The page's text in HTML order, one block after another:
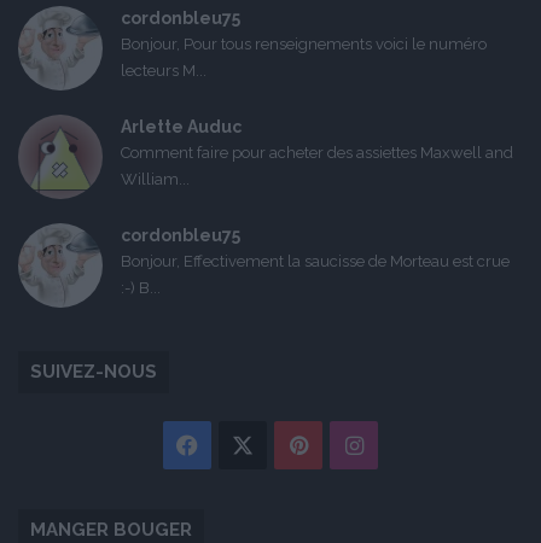
cordonbleu75
Bonjour, Pour tous renseignements voici le numéro
lecteurs M...
Arlette Auduc
Comment faire pour acheter des assiettes Maxwell and
William...
cordonbleu75
Bonjour, Effectivement la saucisse de Morteau est crue
:-) B...
SUIVEZ-NOUS
Facebook PinterestInstagram
MANGER BOUGER